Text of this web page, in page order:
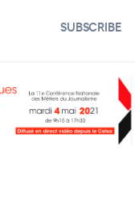
SUBSCRIBE